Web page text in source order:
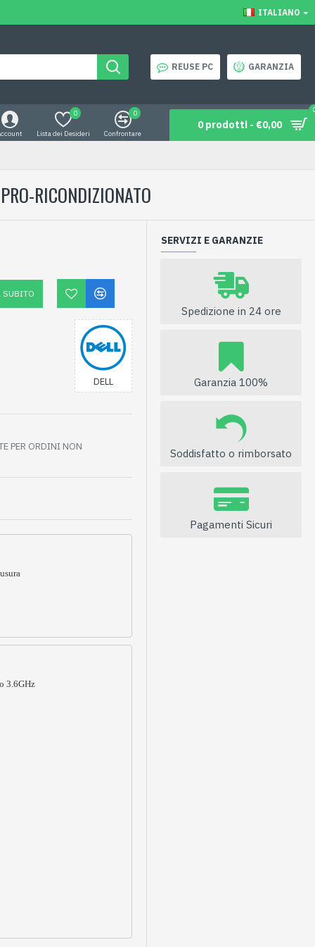
ITALIANO
REUSE PC GARANZIA
Lista dei Desideri
0
Confrontare
0
0 prodotti - €0,00
RICONDIZIONATO
3.6GHz
PER ORDINI NON
DELL
SUBITO
SERVIZI E GARANZIE
Spedizione in 24 ore
Garanzia 100%
Soddisfatto o rimborsato
Pagamenti Sicuri